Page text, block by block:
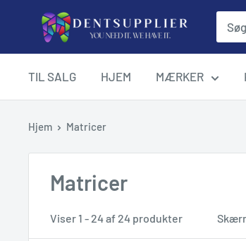
indhold
DentSupplier
TIL SALG HJEM MÆRKER
Hjem Matricer
Matricer
Viser 1 - 24 af 24 produkter